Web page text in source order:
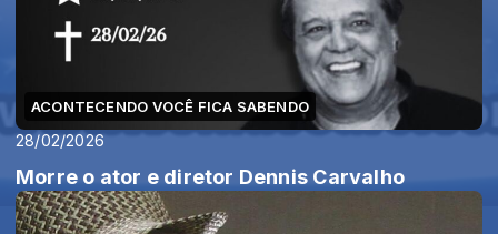
ACONTECENDO VOCÊ FICA SABENDO
28/02/2026
Morre o ator e diretor Dennis Carvalho